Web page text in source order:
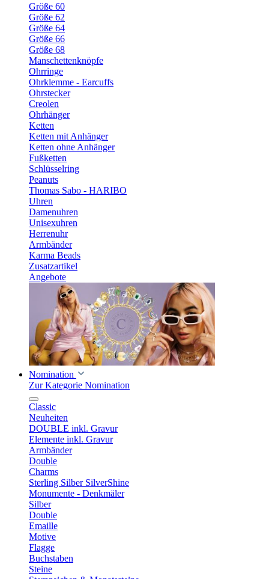
Größe 60
Größe 62
Größe 64
Größe 66
Größe 68
Manschettenknöpfe
Ohrringe
Ohrklemme - Earcuffs
Ohrstecker
Creolen
Ohrhänger
Ketten
Ketten mit Anhänger
Ketten ohne Anhänger
Fußketten
Schlüsselring
Peanuts
Thomas Sabo - HARIBO
Uhren
Damenuhren
Unisexuhren
Herrenuhr
Armbänder
Karma Beads
Zusatzartikel
Angebote
Nomination
Zur Kategorie Nomination
Classic
Neuheiten
DOUBLE inkl. Gravur
Elemente inkl. Gravur
Armbänder
Double
Charms
Sterling Silber SilverShine
Monumente - Denkmäler
Silber
Double
Emaille
Motive
Flagge
Buchstaben
Steine